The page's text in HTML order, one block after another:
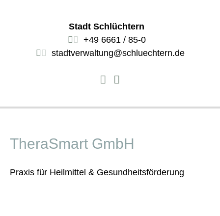
Stadt Schlüchtern
+49 6661 / 85-0
stadtverwaltung@schluechtern.de
TheraSmart GmbH
Praxis für Heilmittel & Gesundheitsförderung